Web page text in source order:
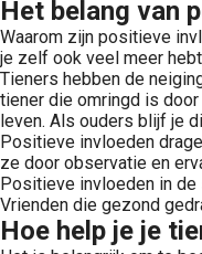
Het belang van
Waarom zijn positieve
je zelf ook veel meer
Tieners hebben de
tiener die omringd is
leven. Als ouders blijf je
Positieve invloeden
ze door observatie en
Positieve invloeden in de
Vrienden die gezond
Hoe help je je